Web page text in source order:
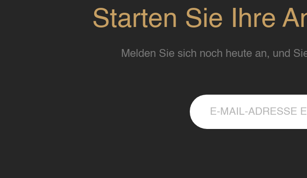
Starten Sie Ihre
Melden Sie sich noch heute an, und